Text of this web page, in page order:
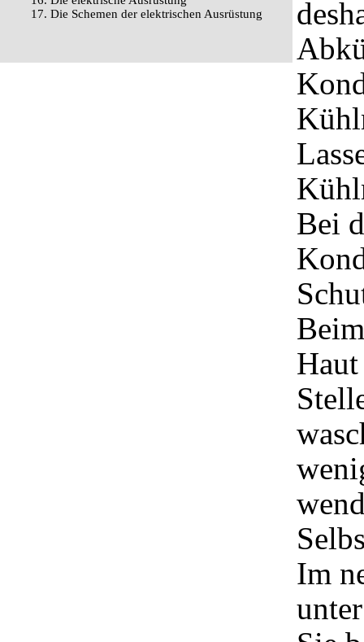
17. Die Schemen der elektrischen Ausrüstung
Bei
Im